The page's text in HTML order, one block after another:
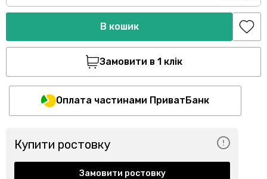
В кошик
Замовити в 1 клік
Оплата частинами ПриватБанк
Купити ростовку
Замовити ростовку